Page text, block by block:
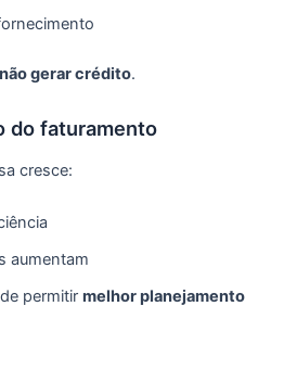
não gerar crédito.
do faturamento
cresce:
aumentam
permitir melhor planejamento